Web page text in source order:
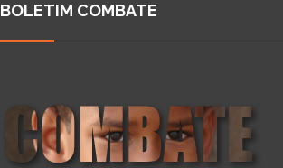
BOLETIM COMBATE